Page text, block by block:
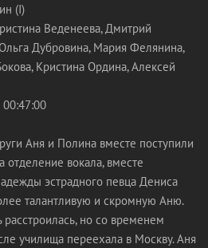
(I)
Веденеева, Дмитрий
Дубровина, Мария Фелянина,
Кристина Ордина, Алексей
Аня и Полина вместе поступили
вокала, вместе
эстрадного певца Дениса
талантливую и скромную Аню.
но со временем
училища переехала в Москву. Аня